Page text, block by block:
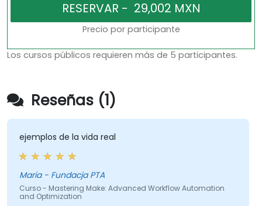
Precio por participante
Los cursos públicos requieren más de 5 participantes.
Reseñas (1)
ejemplos de la vida real
Maria - Fundacja PTA
Curso - Mastering Make: Advanced Workflow Automation
and Optimization